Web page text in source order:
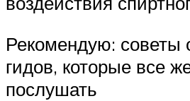
Рекомендую: советы
гидов, которые все
послушать